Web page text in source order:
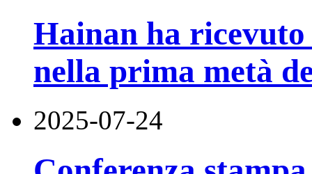
Hainan ha
nella prima metà
2025-07-24